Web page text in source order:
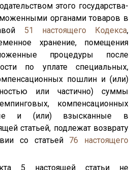
этого государства-
органами товаров в
51 настоящего Кодекса,
хранение, помещения
процедуры после
по уплате специальных,
пошлин и (или)
или частично) суммы
компенсационных
и (или) взысканные в
статьей, подлежат возврату
со статьей 76
настоящего
5 настоящей статьи не